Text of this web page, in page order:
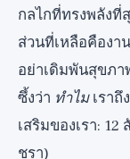
กลไกที่ทรงพลัง
ส่วนที่เหลือคือง
อย่าเดิมพันสุขภา
ซึ้งว่า ทำไมเราถึ
เสริมของเรา: 12
ชรา)